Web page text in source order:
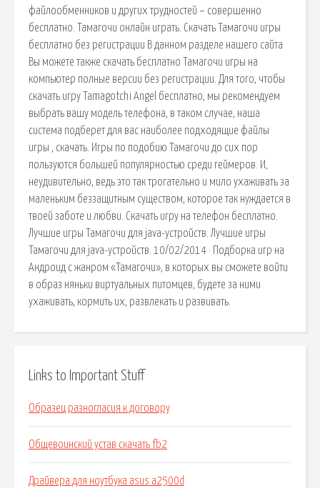
файлообменников и других трудностей – совершенно
бесплатно. Тамагочи онлайн играть. Скачать Тамагочи игры
бесплатно без регистрации В данном разделе нашего сайта
Вы можете также скачать бесплатно Тамагочи игры на
компьютер полные версии без регистрации. Для того, чтобы
скачать игру Tamagotchi Angel бесплатно, мы рекомендуем
выбрать вашу модель телефона, в таком случае, наша
система подберет для вас наиболее подходящие файлы
игры , скачать. Игры по подобию Тамагочи до сих пор
пользуются большей популярностью среди геймеров. И,
неудивительно, ведь это так трогательно и мило ухаживать за
маленьким беззащитным существом, которое так нуждается в
твоей заботе и любви. Скачать игру на телефон бесплатно.
Лучшие игры Тамагочи для java-устройств. Лучшие игры
Тамагочи для java-устройств. 10/02/2014 · Подборка игр на
Андроид с жанром «Тамагочи», в которых вы сможете войти
в образ няньки виртуальных питомцев, будете за ними
ухаживать, кормить их, развлекать и развивать.
Links to Important Stuff
Образец разногласия к договору
Общевоинский устав скачать fb2
Драйвера для ноутбука asus a2500d